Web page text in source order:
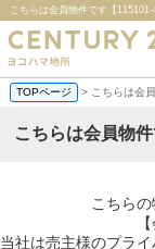
TOPページ > こちらは会
こちらは会員物
こちら
当社は売主様のプラ